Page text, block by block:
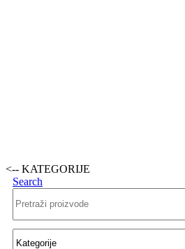
<-- KATEGORIJE
Search